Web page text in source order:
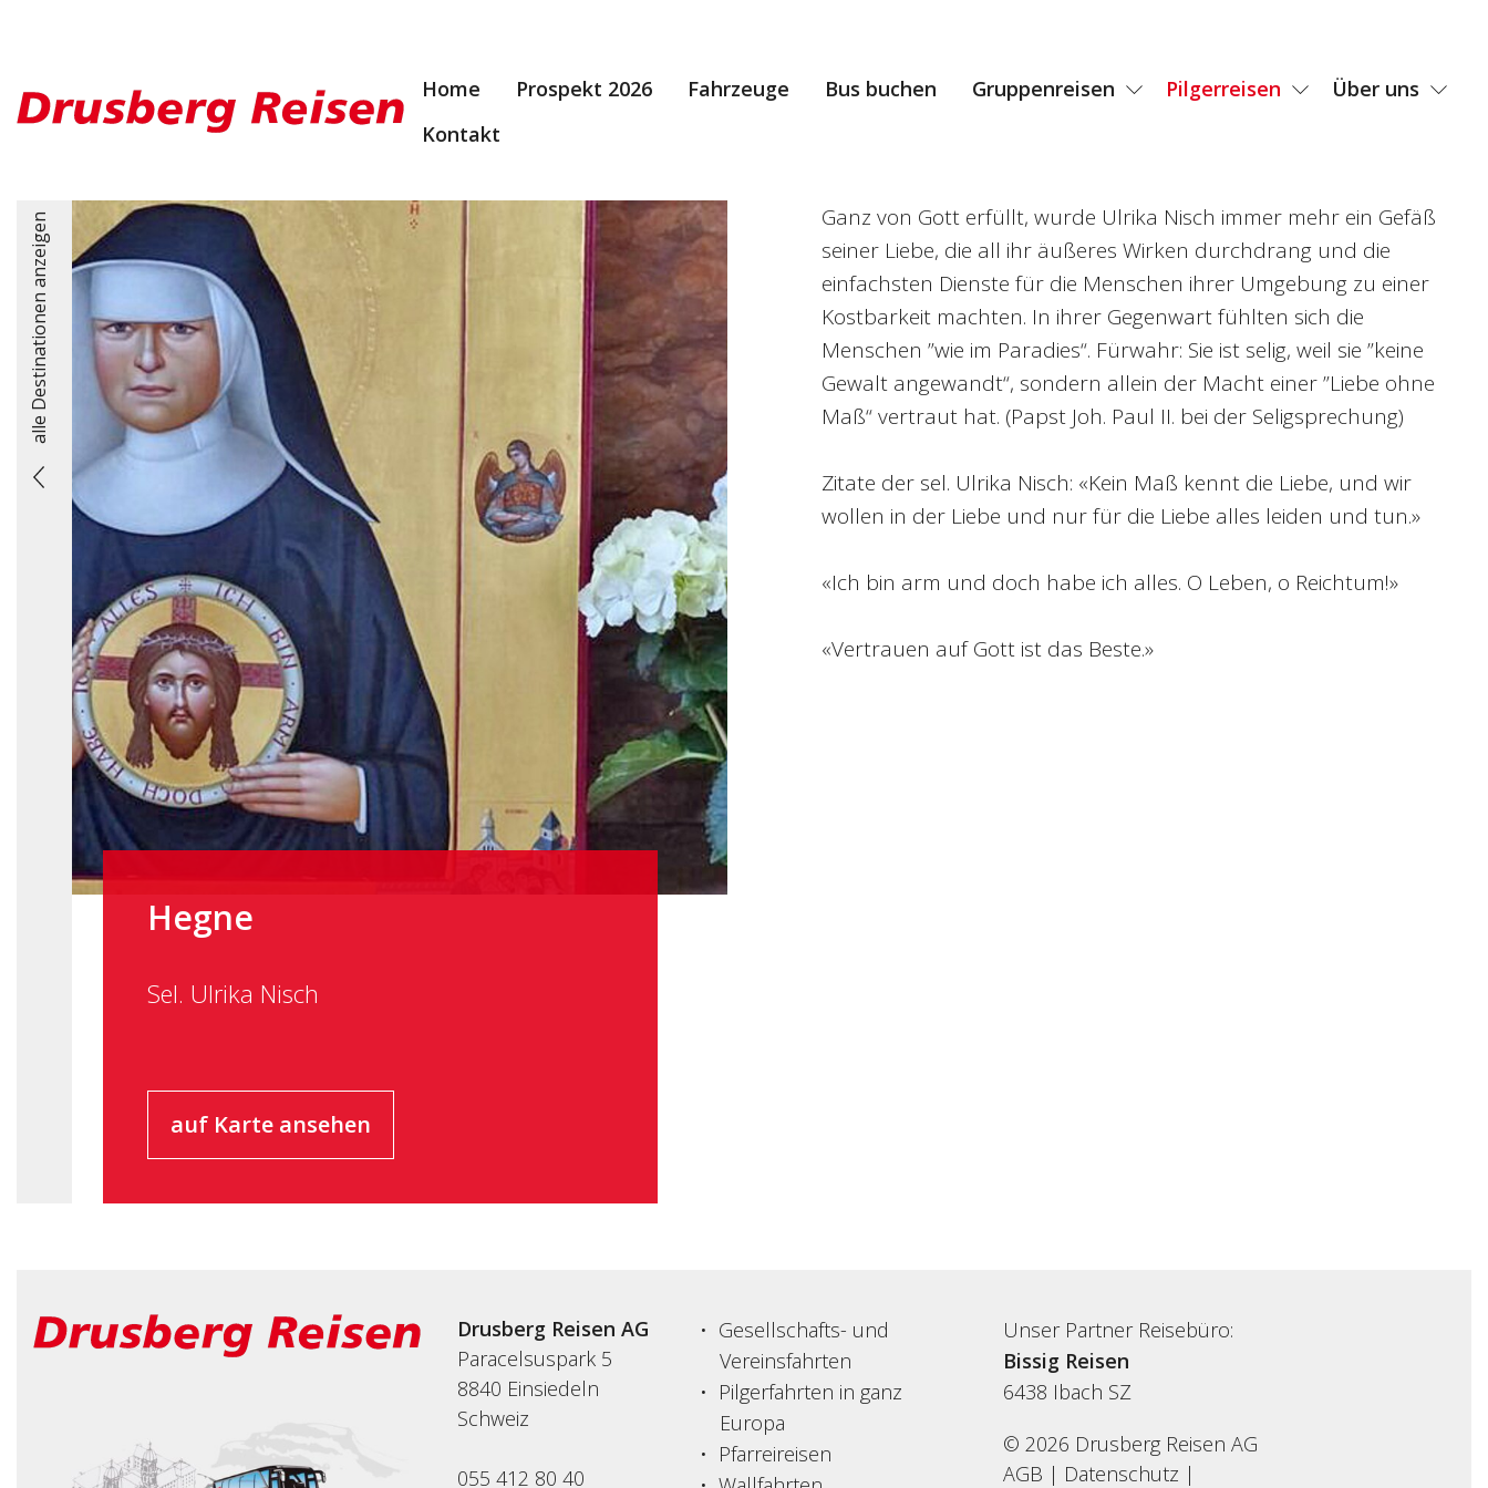
Home Prospekt 2026 Fahrzeuge Bus buchen Gruppenreisen Pilgerreisen
Über uns
Kontakt
alle Destinationen anzeigen
Hegne
Sel. Ulrika Nisch
auf Karte ansehen
Ganz von Gott erfüllt, wurde Ulrika Nisch immer mehr ein Gefäß
seiner Liebe, die all ihr äußeres Wirken durchdrang und die
einfachsten Dienste für die Menschen ihrer Umgebung zu einer
Kostbarkeit machten. In ihrer Gegenwart fühlten sich die
Menschen ”wie im Paradies“. Fürwahr: Sie ist selig, weil sie ”keine
Gewalt angewandt“, sondern allein der Macht einer ”Liebe ohne
Maß“ vertraut hat. (Papst Joh. Paul II. bei der Seligsprechung)
Zitate der sel. Ulrika Nisch: «Kein Maß kennt die Liebe, und wir
wollen in der Liebe und nur für die Liebe alles leiden und tun.»
«Ich bin arm und doch habe ich alles. O Leben, o Reichtum!»
«Vertrauen auf Gott ist das Beste.»
Drusberg Reisen AG
Paracelsuspark 5
8840 Einsiedeln
Schweiz
055 412 80 40
Gesellschafts- und
Vereinsfahrten
Pilgerfahrten in ganz
Europa
Pfarreireisen
Unser Partner Reisebüro:
Bissig Reisen
6438 Ibach SZ
© 2026 Drusberg Reisen AG
AGB | Datenschutz |